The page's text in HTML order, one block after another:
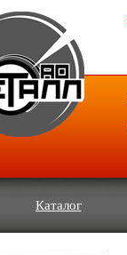
Каталог